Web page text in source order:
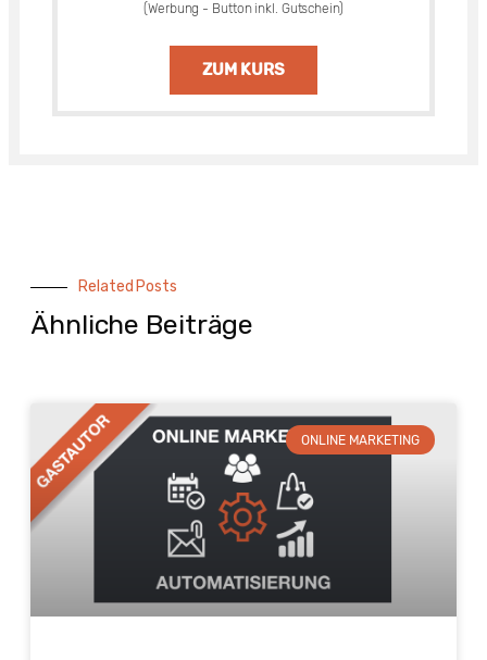
(Werbung - Button inkl. Gutschein)
ZUM KURS
Related Posts
Ähnliche Beiträge
ONLINE MARKETING